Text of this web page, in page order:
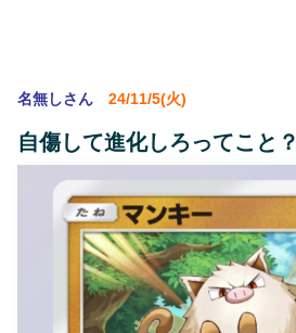
名無しさん 24/11/5(火)
自傷して進化しろってこと？